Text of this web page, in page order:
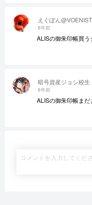
暗号資産ジョシ校
8年前
ALISの御朱印帳ま
えぐぽん
8年前
ALISの御朱印帳買う